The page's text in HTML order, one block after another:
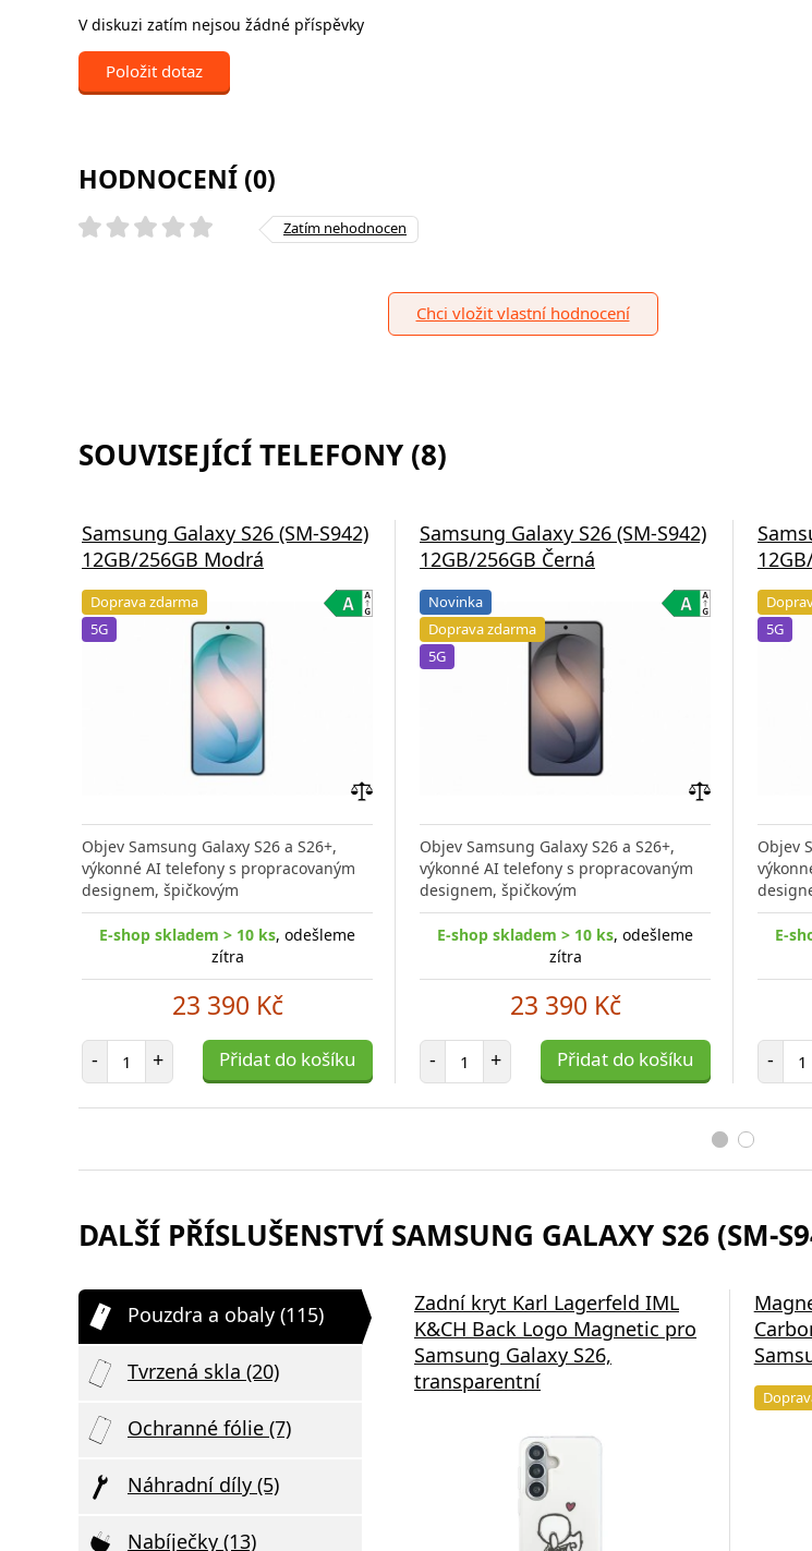
V diskuzi zatím nejsou žádné příspěvky
Položit dotaz
HODNOCENÍ (0)
Zatím nehodnocen
Chci vložit vlastní hodnocení
SOUVISEJÍCÍ TELEFONY (8)
Samsung Galaxy S26 (SM-S942)
12GB/256GB Modrá
Doprava zdarma
5G
porovnání
Objev Samsung Galaxy S26 a S26+,
výkonné AI telefony s propracovaným
designem, špičkovým
E-shop skladem > 10 ks, odešleme
zítra
23 390 Kč
- Počet položek
+ Přidat do košíku
Samsung Galaxy S26 (SM-S942)
12GB/256GB Černá
Novinka
Doprava zdarma
5G
porovnání
Objev Samsung Galaxy S26 a S26+,
výkonné AI telefony s propracovaným
designem, špičkovým
E-shop skladem > 10 ks, odešleme
zítra
23 390 Kč
- Počet položek
+ Přidat do košíku
5G
Objev
E-
-
DALŠÍ PŘÍSLUŠENSTVÍ SAMSUNG GALAXY S26 (SM-
Pouzdra a obaly (115)
Tvrzená skla (20)
Ochranné fólie (7)
Náhradní díly (5)
Nabíječky (13)
Zadní kryt Karl Lagerfeld IML
K&CH Back Logo Magnetic pro
Samsung Galaxy S26,
transparentní